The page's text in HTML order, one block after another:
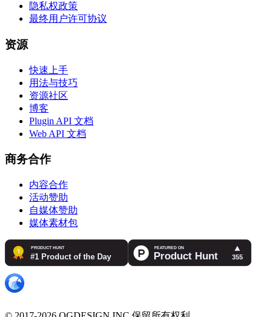
隐私权政策
最终用户许可协议
资源
快速上手
用法与技巧
资源社区
博客
Plugin API 文档
Web API 文档
商务合作
内容合作
活动赞助
自媒体赞助
媒体素材包